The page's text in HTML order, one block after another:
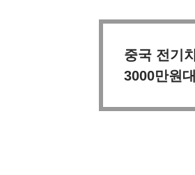
중국 전기
3000만원